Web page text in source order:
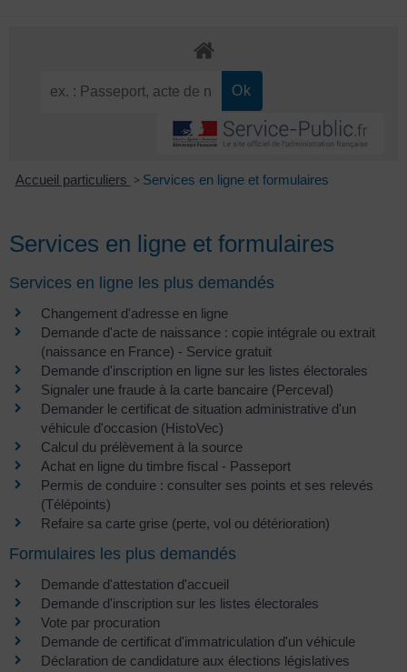
Accueil particuliers > Services en ligne et formulaires
Services en ligne et formulaires
Services en ligne les plus demandés
Changement d'adresse en ligne
Demande d'acte de naissance : copie intégrale ou extrait
(naissance en France) - Service gratuit
Demande d'inscription en ligne sur les listes électorales
Signaler une fraude à la carte bancaire (Perceval)
Demander le certificat de situation administrative d'un
véhicule d'occasion (HistoVec)
Calcul du prélèvement à la source
Achat en ligne du timbre fiscal - Passeport
Permis de conduire : consulter ses points et ses relevés
(Télépoints)
Refaire sa carte grise (perte, vol ou détérioration)
Formulaires les plus demandés
Demande d'attestation d'accueil
Demande d'inscription sur les listes électorales
Vote par procuration
Demande de certificat d'immatriculation d'un véhicule
Déclaration de candidature aux élections législatives